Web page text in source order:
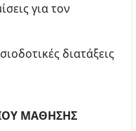
για τον
διατάξεις
ΜΑΘΗΣΗΣ